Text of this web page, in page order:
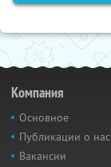
Компания
Основное
Публикации о нас
Вакансии